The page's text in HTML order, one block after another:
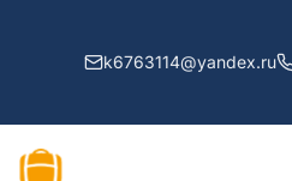
k6763114@yandex.ru